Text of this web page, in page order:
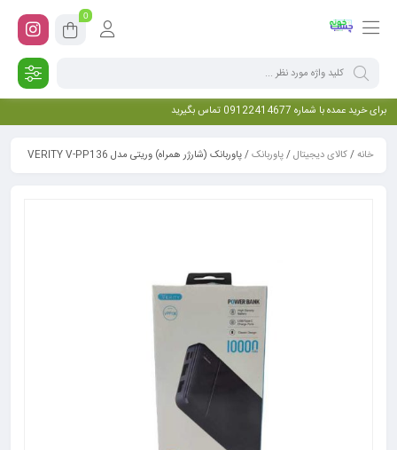
0
برای خرید عمده با شماره 09122414677 تماس بگیرید
خانه/کالای دیجیتال/پاوربانک/ پاوربانک (شارژر همراه) وریتی مدل VERITY V-PP136